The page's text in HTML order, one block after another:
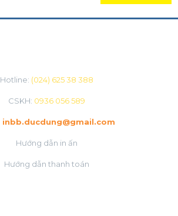
Hotline: (024) 625 38 388
CSKH: 0936 056 589
inbb.ducdung@gmail.com
Hướng dẫn in ấn
Hướng dẫn thanh toán